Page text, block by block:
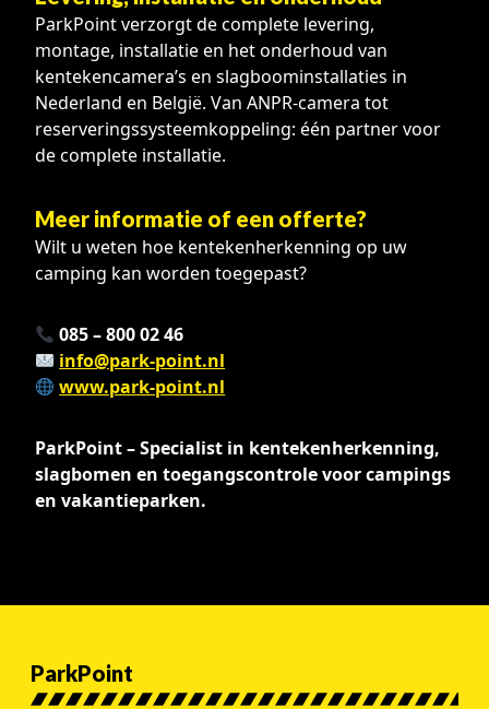
ParkPoint verzorgt de complete levering,
montage, installatie en het onderhoud van
kentekencamera’s en slagboominstallaties in
Nederland en België. Van ANPR-camera tot
reserveringssysteemkoppeling: één partner voor
de complete installatie.
Meer informatie of een offerte?
Wilt u weten hoe kentekenherkenning op uw
camping kan worden toegepast?
085 – 800 02 46
info@park-point.nl
www.park-point.nl
ParkPoint – Specialist in kentekenherkenning,
slagbomen en toegangscontrole voor campings
en vakantieparken.
ParkPoint